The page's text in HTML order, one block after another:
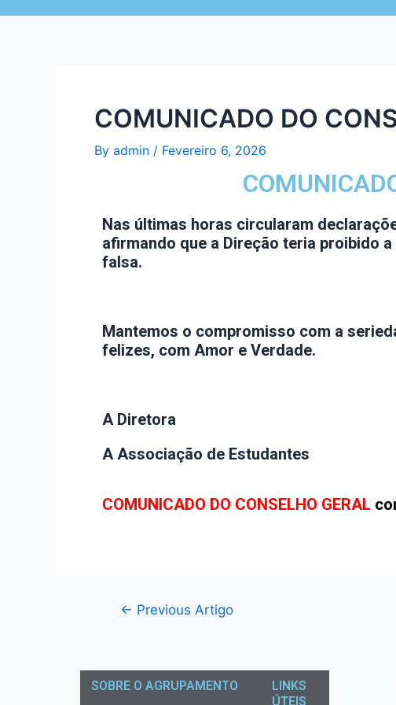
COMUNICADO DO
By admin / Fevereiro 6, 2026
Nas últimas horas circularam
afirmando que a Direção teria proibido
falsa.
Mantemos o compromisso com a
felizes, com Amor e Verdade.
A Diretora
A Associação de Estudantes
COMUNICADO DO CONSELHO GERAL
← Previous Artigo
SOBRE O AGRUPAMENTO
LINKS
ÚTEIS